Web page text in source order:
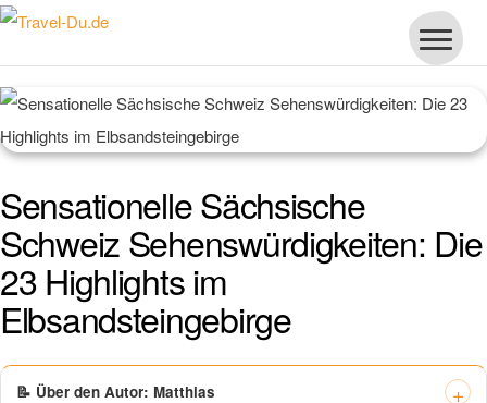
Sensationelle Sächsische
Schweiz Sehenswürdigkeiten: Die
23 Highlights im
Elbsandsteingebirge
📝 Über den Autor: Matthias